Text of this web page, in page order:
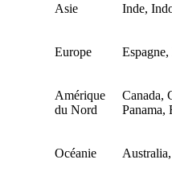
Asie Inde,
Europe
Amérique
du Nord
Canada,
Panama,
Océanie